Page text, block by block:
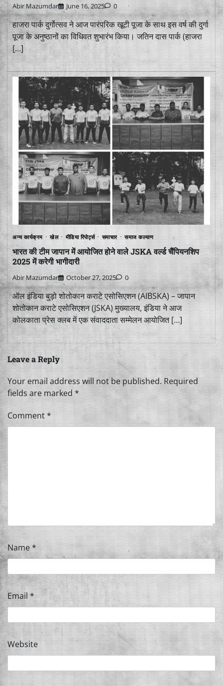
Abir Mazumdar June 16, 2025 0
हाजरा पार्क दुर्गोत्सव ने आज पारंपरिक खूटी पूजा के साथ इस वर्ष की दुर्गा
पूजा के अनुष्ठानों का विधिवत शुभारंभ किया। जतिन दास पार्क (हाजरा
[…]
अन्य कार्यक्रम खेल मीडिया रिपोर्ट्स समाचार समाज कल्याण
भारत की टीम जापान में आयोजित होने वाले JSKA वर्ल्ड चैंपियनशिप
2025 में करेगी भागीदारी
Abir Mazumdar October 27, 2025 0
ऑल इंडिया बुड़ो शोतोकान कराटे एसोसिएशन (AIBSKA) – जापान
शोतोकान कराटे एसोसिएशन (JSKA) मुख्यालय, इंडिया ने आज
कोलकाता प्रेस क्लब में एक संवाददाता सम्मेलन आयोजित […]
Leave a Reply
Your email address will not be published. Required
fields are marked *
Comment*
Name*
Email *
Website